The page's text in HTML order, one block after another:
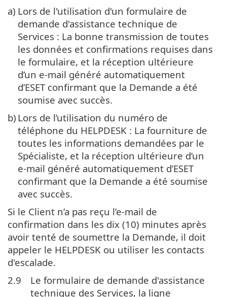
a) Lors de l'utilisation d'un formulaire de
demande d'assistance technique de
Services : La bonne transmission de toutes
les données et confirmations requises dans
le formulaire, et la réception ultérieure
d’un e-mail généré automatiquement
d’ESET confirmant que la Demande a été
soumise avec succès.
b) Lors de l’utilisation du numéro de
téléphone du HELPDESK : La fourniture de
toutes les informations demandées par le
Spécialiste, et la réception ultérieure d’un
e-mail généré automatiquement d’ESET
confirmant que la Demande a été soumise
avec succès.
Si le Client n’a pas reçu l’e-mail de
confirmation dans les dix (10) minutes après
avoir tenté de soumettre la Demande, il doit
appeler le HELPDESK ou utiliser les contacts
d'escalade.
2.9
Le formulaire de demande d'assistance
technique des Services, la ligne